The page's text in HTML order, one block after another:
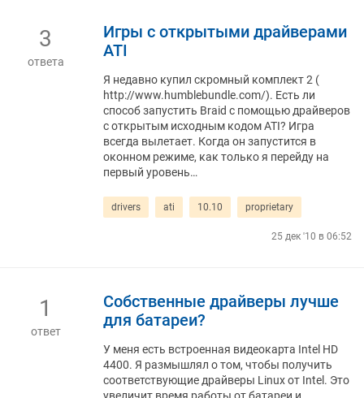
3
ответа
Игры с открытыми драйверами
ATI
Я недавно купил скромный комплект 2 (
http://www.humblebundle.com/). Есть ли
способ запустить Braid с помощью драйверов
с открытым исходным кодом ATI? Игра
всегда вылетает. Когда он запустится в
оконном режиме, как только я перейду на
первый уровень…
drivers ati 10.10 proprietary
25 дек '10 в 06:52
1
ответ
Собственные драйверы лучше
для батареи?
У меня есть встроенная видеокарта Intel HD
4400. Я размышлял о том, чтобы получить
соответствующие драйверы Linux от Intel. Это